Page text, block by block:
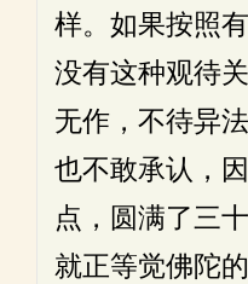
样。如果按照
没有这种观待
无作，不待异
也不敢承认，
点，圆满了三
就正等觉佛陀的